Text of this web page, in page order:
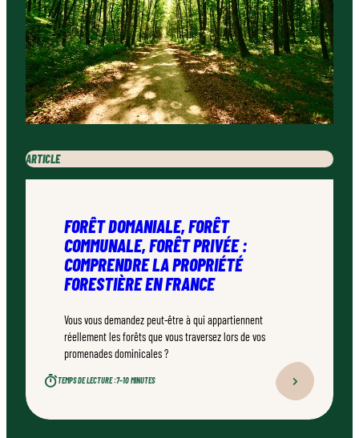
ARTICLE
FORÊT DOMANIALE, FORÊT
COMMUNALE, FORÊT PRIVÉE :
COMPRENDRE LA PROPRIÉTÉ
FORESTIÈRE EN FRANCE
Vous vous demandez peut-être à qui appartiennent
réellement les forêts que vous traversez lors de vos
promenades dominicales ?
TEMPS DE LECTURE :7–10 MINUTES